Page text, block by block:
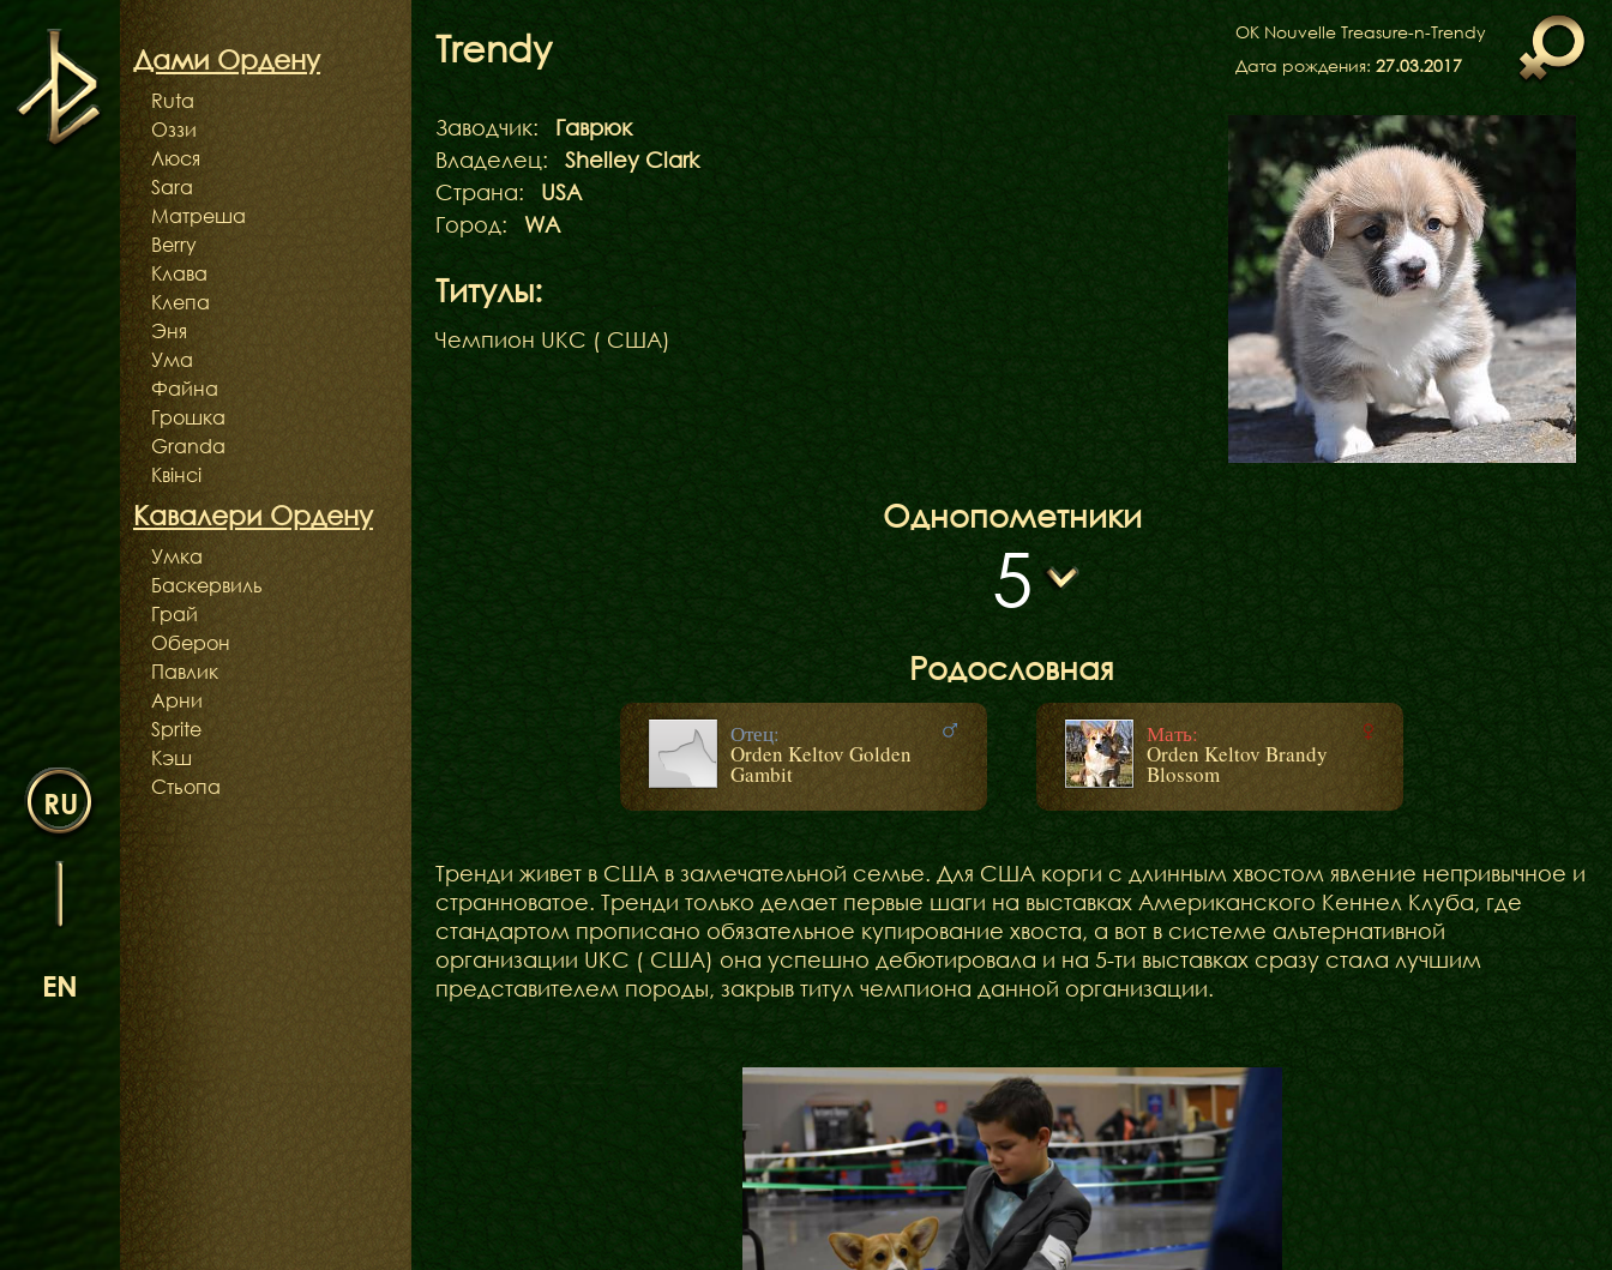
Дами Ордену
Ruta
Оззи
Люся
Sara
Матреша
Berry
Клава
Клепа
Эня
Ума
Файна
Грошка
Granda
Квінсі
Кавалери Ордену
Умка
Баскервиль
Грай
Оберон
Павлик
Арни
Sprite
Кэш
Стьопа
Trendy
OK Nouvelle Treasure-n-Trendy
Дата рождения: 27.03.2017
Заводчик:
Гаврюк
Владелец:
Shelley Clark
Страна:
USA
Город:
WA
Титулы:
Чемпион UKC ( США)
Однопометники
5
Родословная
Отец:
Orden Keltov Golden
Gambit
Мать:
Orden Keltov Brandy
Blossom
Тренди живет в США в замечательной семье. Для США корги с длинным хвостом явление непривычное и
странноватое. Тренди только делает первые шаги на выставках Американского Кеннел Клуба, где
стандартом прописано обязательное купирование хвоста, а вот в системе альтернативной
организации UKC ( США) она успешно дебютировала и на 5-ти выставках сразу стала лучшим
представителем породы, закрыв титул чемпиона данной организации.
RU
EN
Щенята
Дитяча кімната